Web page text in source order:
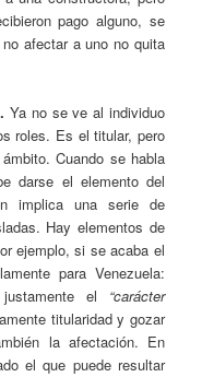
pago alguno, se
afectar a uno no quita
Ya no se ve al individuo
roles. Es el titular, pero
Cuando se habla
darse el elemento del
implica una serie de
Hay elementos de
ejemplo, si se acaba el
para Venezuela:
el “carácter
titularidad y gozar
la afectación. En
el que puede resultar